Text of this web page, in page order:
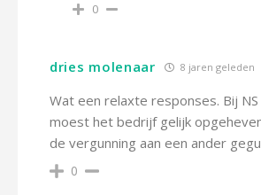
0
dries molenaar 8 jaren geleden
Wat een relaxte responses. Bij
moest het bedrijf gelijk
de vergunning aan een ander
0